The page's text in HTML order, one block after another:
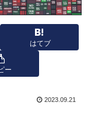
はてブ
ー
2023.09.21